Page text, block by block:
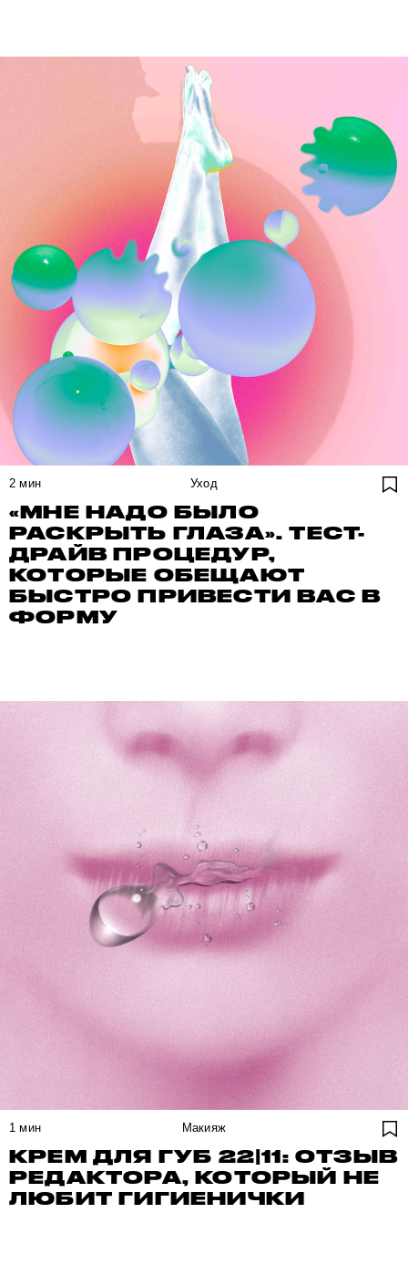
2 мин Уход
«МНЕ НАДО БЫЛО
РАСКРЫТЬ ГЛАЗА». ТЕСТ-
ДРАЙВ ПРОЦЕДУР,
КОТОРЫЕ ОБЕЩАЮТ
БЫСТРО ПРИВЕСТИ ВАС В
ФОРМУ
1 мин Макияж
КРЕМ ДЛЯ ГУБ 22|11: ОТЗЫВ
РЕДАКТОРА, КОТОРЫЙ НЕ
ЛЮБИТ ГИГИЕНИЧКИ